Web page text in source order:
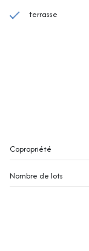
terrasse
Copropriété
Nombre de lots